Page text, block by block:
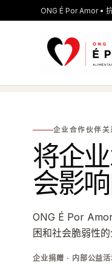
ONG É Por Amor •
企业合作伙伴关
将企
会影
ONG É Por
困和社会脆弱性的
企业捐赠 · 内部公益